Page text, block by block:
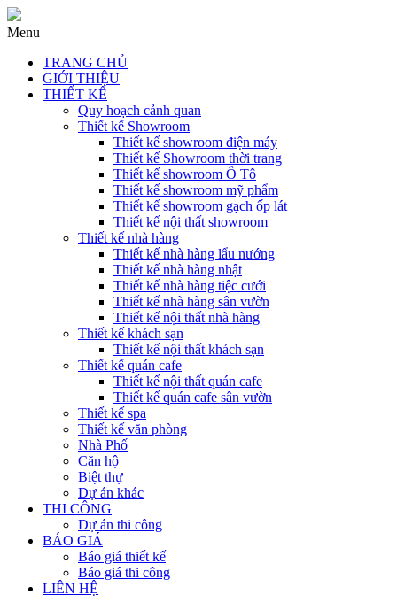
Menu
TRANG CHỦ
GIỚI THIỆU
THIẾT KẾ
Quy hoạch cảnh quan
Thiết kế Showroom
Thiết kế showroom điện máy
Thiết kế Showroom thời trang
Thiết kế showroom Ô Tô
Thiết kế showroom mỹ phẩm
Thiết kế showroom gạch ốp lát
Thiết kế nội thất showroom
Thiết kế nhà hàng
Thiết kế nhà hàng lẩu nướng
Thiết kế nhà hàng nhật
Thiết kế nhà hàng tiệc cưới
Thiết kế nhà hàng sân vườn
Thiết kế nội thất nhà hàng
Thiết kế khách sạn
Thiết kế nội thất khách sạn
Thiết kế quán cafe
Thiết kế nội thất quán cafe
Thiết kế quán cafe sân vườn
Thiết kế spa
Thiết kế văn phòng
Nhà Phố
Căn hộ
Biệt thự
Dự án khác
THI CÔNG
Dự án thi công
BÁO GIÁ
Báo giá thiết kế
Báo giá thi công
LIÊN HỆ